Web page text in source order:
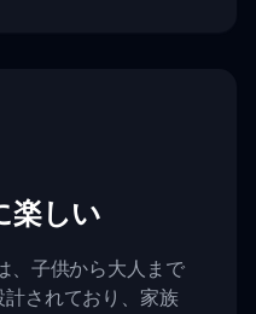
楽しい
、子供から大人まで
されており、家族